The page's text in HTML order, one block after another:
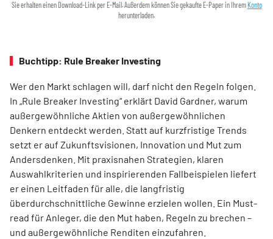
Sie erhalten einen Download-Link per E-Mail. Außerdem können Sie gekaufte E-Paper in Ihrem Konto
herunterladen.
Buchtipp: Rule Breaker Investing
Wer den Markt schlagen will, darf nicht den Regeln folgen.
In „Rule Breaker Investing“ erklärt David Gardner, warum
außergewöhnliche Aktien von außer­gewöhnlichen
Denkern entdeckt werden. Statt auf kurzfristige Trends
setzt er auf Zukunftsvisionen, Innovation und Mut zum
Andersdenken. Mit praxisnahen Strategien, klaren
Auswahlkriterien und inspirierenden Fallbeispielen liefert
er einen Leit­faden für alle, die langfristig
überdurchschnittliche Gewinne erzielen wollen. Ein Must-
read für Anleger, die den Mut haben, Regeln zu brechen –
und außergewöhnliche Renditen einzufahren.